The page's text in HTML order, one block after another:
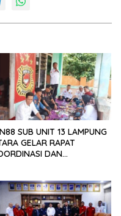
SUB UNIT 13 LAMPUNG
GELAR RAPAT
DAN